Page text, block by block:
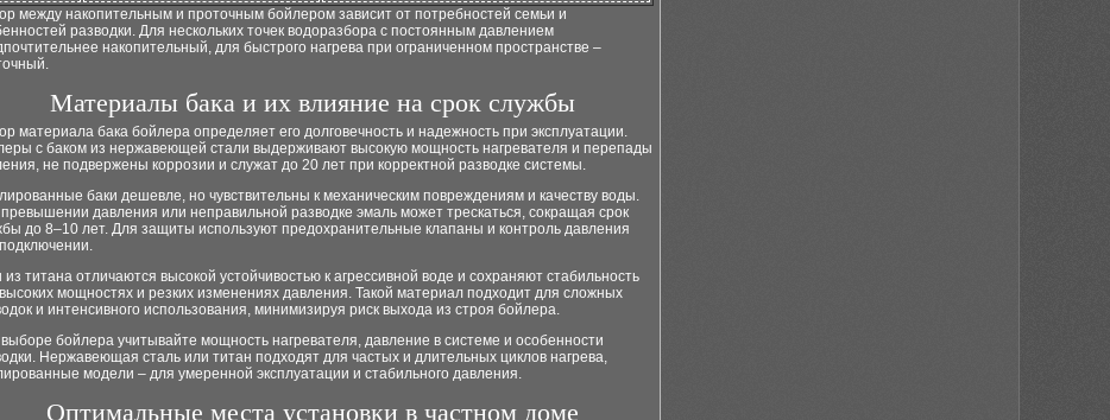
между накопительным и проточным бойлером зависит от потребностей семьи и
разводки. Для нескольких точек водоразбора с постоянным давлением
накопительный, для быстрого нагрева при ограниченном пространстве –
Материалы бака и их влияние на срок службы
материала бака бойлера определяет его долговечность и надежность при эксплуатации.
с баком из нержавеющей стали выдерживают высокую мощность нагревателя и перепады
не подвержены коррозии и служат до 20 лет при корректной разводке системы.
баки дешевле, но чувствительны к механическим повреждениям и качеству воды.
давления или неправильной разводке эмаль может трескаться, сокращая срок
до 8–10 лет. Для защиты используют предохранительные клапаны и контроль давления
из титана отличаются высокой устойчивостью к агрессивной воде и сохраняют стабильность
мощностях и резких изменениях давления. Такой материал подходит для сложных
и интенсивного использования, минимизируя риск выхода из строя бойлера.
бойлера учитывайте мощность нагревателя, давление в системе и особенности
Нержавеющая сталь или титан подходят для частых и длительных циклов нагрева,
модели – для умеренной эксплуатации и стабильного давления.
Оптимальные места установки в частном доме